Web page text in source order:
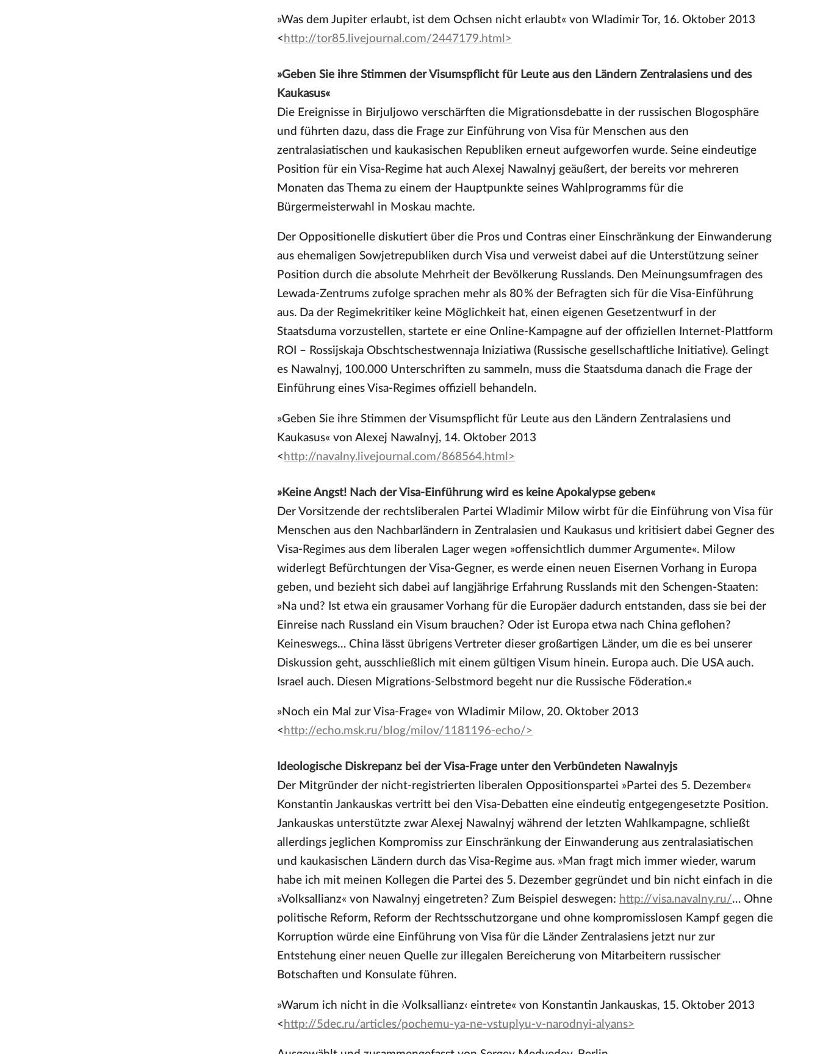
»Was dem Jupiter erlaubt, ist dem Ochsen nicht erlaubt« von Wladimir Tor, 16. Oktober 2013
< http://tor85.livejournal.com/2447179.html>
»Geben Sie ihre Stimmen der Visumspflicht für Leute aus den Ländern Zentralasiens und des
Kaukasus«
Die Ereignisse in Birjuljowo verschärften die Migrationsdebatte in der russischen Blogosphäre
und führten dazu, dass die Frage zur Einführung von Visa für Menschen aus den
zentralasiatischen und kaukasischen Republiken erneut aufgeworfen wurde. Seine eindeutige
Position für ein Visa-Regime hat auch Alexej Nawalnyj geäußert, der bereits vor mehreren
Monaten das Thema zu einem der Hauptpunkte seines Wahlprogramms für die
Bürgermeisterwahl in Moskau machte.
Der Oppositionelle diskutiert über die Pros und Contras einer Einschränkung der Einwanderung
aus ehemaligen Sowjetrepubliken durch Visa und verweist dabei auf die Unterstützung seiner
Position durch die absolute Mehrheit der Bevölkerung Russlands. Den Meinungsumfragen des
Lewada-Zentrums zufolge sprachen mehr als 80 % der Befragten sich für die Visa-Einführung
aus. Da der Regimekritiker keine Möglichkeit hat, einen eigenen Gesetzentwurf in der
Staatsduma vorzustellen, startete er eine Online-Kampagne auf der offiziellen Internet-Plattform
ROI – Rossijskaja Obschtschestwennaja Iniziatiwa (Russische gesellschaftliche Initiative). Gelingt
es Nawalnyj, 100.000 Unterschriften zu sammeln, muss die Staatsduma danach die Frage der
Einführung eines Visa-Regimes offiziell behandeln.
»Geben Sie ihre Stimmen der Visumspflicht für Leute aus den Ländern Zentralasiens und
Kaukasus« von Alexej Nawalnyj, 14. Oktober 2013
< http://navalny.livejournal.com/868564.html>
»Keine Angst! Nach der Visa-Einführung wird es keine Apokalypse geben«
Der Vorsitzende der rechtsliberalen Partei Wladimir Milow wirbt für die Einführung von Visa für
Menschen aus den Nachbarländern in Zentralasien und Kaukasus und kritisiert dabei Gegner des
Visa-Regimes aus dem liberalen Lager wegen »offensichtlich dummer Argumente«. Milow
widerlegt Befürchtungen der Visa-Gegner, es werde einen neuen Eisernen Vorhang in Europa
geben, und bezieht sich dabei auf langjährige Erfahrung Russlands mit den Schengen-Staaten:
»Na und? Ist etwa ein grausamer Vorhang für die Europäer dadurch entstanden, dass sie bei der
Einreise nach Russland ein Visum brauchen? Oder ist Europa etwa nach China geflohen?
Keineswegs… China lässt übrigens Vertreter dieser großartigen Länder, um die es bei unserer
Diskussion geht, ausschließlich mit einem gültigen Visum hinein. Europa auch. Die USA auch.
Israel auch. Diesen Migrations-Selbstmord begeht nur die Russische Föderation.«
»Noch ein Mal zur Visa-Frage« von Wladimir Milow, 20. Oktober 2013
< http://echo.msk.ru/blog/milov/1181196-echo/>
Ideologische Diskrepanz bei der Visa-Frage unter den Verbündeten Nawalnyjs
Der Mitgründer der nicht-registrierten liberalen Oppositionspartei »Partei des 5. Dezember«
Konstantin Jankauskas vertritt bei den Visa-Debatten eine eindeutig entgegengesetzte Position.
Jankauskas unterstützte zwar Alexej Nawalnyj während der letzten Wahlkampagne, schließt
allerdings jeglichen Kompromiss zur Einschränkung der Einwanderung aus zentralasiatischen
und kaukasischen Ländern durch das Visa-Regime aus. »Man fragt mich immer wieder, warum
habe ich mit meinen Kollegen die Partei des 5. Dezember gegründet und bin nicht einfach in die
»Volksallianz« von Nawalnyj eingetreten? Zum Beispiel deswegen: http://visa.navalny.ru/… Ohne
politische Reform, Reform der Rechtsschutzorgane und ohne kompromisslosen Kampf gegen die
Korruption würde eine Einführung von Visa für die Länder Zentralasiens jetzt nur zur
Entstehung einer neuen Quelle zur illegalen Bereicherung von Mitarbeitern russischer
Botschaften und Konsulate führen.
»Warum ich nicht in die ›Volksallianz‹ eintrete« von Konstantin Jankauskas, 15. Oktober 2013
< http://5dec.ru/articles/pochemu-ya-ne-vstuplyu-v-narodnyi-alyans>